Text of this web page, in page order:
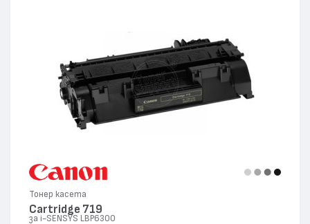
Тонер касета
Cartridge 719
за i-SENSYS LBP6300